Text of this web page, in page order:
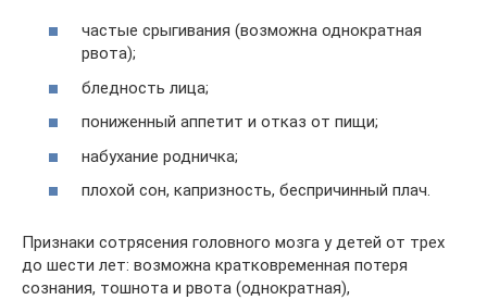
частые срыгивания (возможна однократная
рвота);
бледность лица;
пониженный аппетит и отказ от пищи;
набухание родничка;
плохой сон, капризность, беспричинный плач.
Признаки сотрясения головного мозга у детей от трех
до шести лет: возможна кратковременная потеря
сознания, тошнота и рвота (однократная),